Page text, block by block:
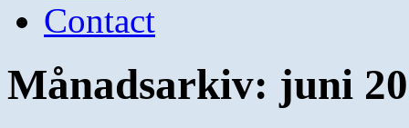
Contact
Månadsarkiv: juni